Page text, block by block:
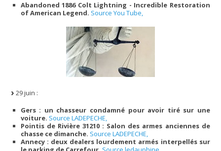
Abandoned 1886 Colt Lightning - Incredible Restoration
of American Legend. Source You Tube,
29 juin :
Gers : un chasseur condamné pour avoir tiré sur une
voiture. Source LADEPECHE,
Pointis de Rivière 31210 : Salon des armes anciennes de
chasse ce dimanche. Source LADEPECHE,
Annecy : deux dealers lourdement armés interpellés sur